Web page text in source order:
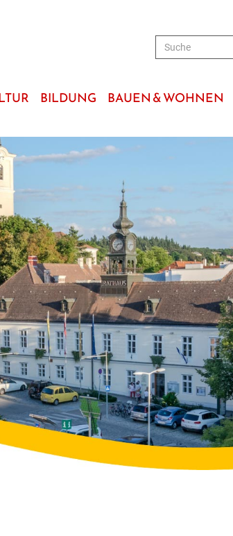
BILDUNG BAUEN & WOHNEN